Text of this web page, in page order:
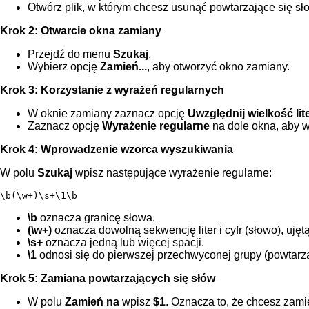
Otwórz plik, w którym chcesz usunąć powtarzające się
Krok 2: Otwarcie okna zamiany
Przejdź do menu Szukaj.
Wybierz opcję Zamień..., aby otworzyć okno zamiany.
Krok 3: Korzystanie z wyrażeń regularnych
W oknie zamiany zaznacz opcję Uwzględnij wielkość
Zaznacz opcję Wyrażenie regularne na dole okna, aby
Krok 4: Wprowadzenie wzorca wyszukiwania
W polu Szukaj wpisz następujące wyrażenie regularne:
\b(\w+)\s+\1\b
\b oznacza granicę słowa.
(\w+) oznacza dowolną sekwencję liter i cyfr (słowo),
\s+ oznacza jedną lub więcej spacji.
\1 odnosi się do pierwszej przechwyconej grupy
Krok 5: Zamiana powtarzających się słów
W polu Zamień na wpisz $1. Oznacza to, że chcesz